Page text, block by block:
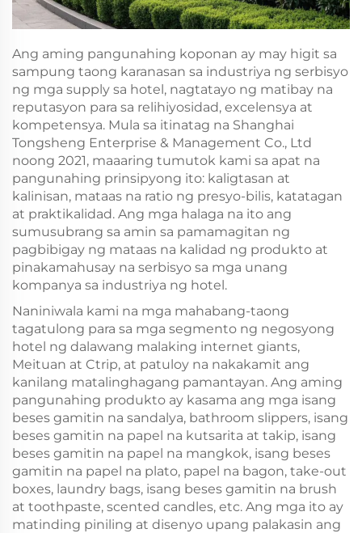
Ang aming pangunahing koponan ay may higit sa
sampung taong karanasan sa industriya ng serbisyo
ng mga supply sa hotel, nagtatayo ng matibay na
reputasyon para sa relihiyosidad, excelensya at
kompetensya. Mula sa itinatag na Shanghai
Tongsheng Enterprise & Management Co., Ltd
noong 2021, maaaring tumutok kami sa apat na
pangunahing prinsipyong ito: kaligtasan at
kalinisan, mataas na ratio ng presyo-bilis, katatagan
at praktikalidad. Ang mga halaga na ito ang
sumusubrang sa amin sa pamamagitan ng
pagbibigay ng mataas na kalidad ng produkto at
pinakamahusay na serbisyo sa mga unang
kompanya sa industriya ng hotel.
Naniniwala kami na mga mahabang-taong
tagatulong para sa mga segmento ng negosyong
hotel ng dalawang malaking internet giants,
Meituan at Ctrip, at patuloy na nakakamit ang
kanilang matalinghagang pamantayan. Ang aming
pangunahing produkto ay kasama ang mga isang
beses gamitin na sandalya, bathroom slippers, isang
beses gamitin na papel na kutsarita at takip, isang
beses gamitin na papel na mangkok, isang beses
gamitin na papel na plato, papel na bagon, take-out
boxes, laundry bags, isang beses gamitin na brush
at toothpaste, scented candles, etc. Ang mga ito ay
matinding piniling at disenyo upang palakasin ang